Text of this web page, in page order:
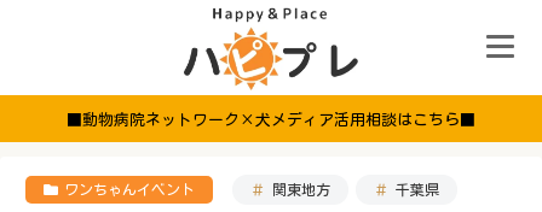
■動物病院ネットワーク×犬メディア活用相談はこちら■
ワンちゃんイベント 関東地方 千葉県